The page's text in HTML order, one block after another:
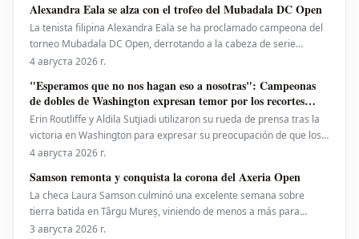
y **Martin Speckner**. **Tom Bauer** eje
Alexandra Eala se alza con el trofeo del Mubadala DC Open
La tenista filipina Alexandra Eala se ha proclamado campeona del
torneo Mubadala DC Open, derrotando a la cabeza de serie
número uno, la estadounidense Jessica Pegula, con un marcador
puesto 28 del ranking mundial, demostró su
4 августа 2026 г.
"Esperamos que no nos hagan eso a nosotras": Campeonas
de dobles de Washington expresan temor por los recortes
propuestos por la ATP que se extienden a la WTA
Erin Routliffe y Aldila Sutjiadi utilizaron su rueda de prensa tras la
victoria en Washington para expresar su preocupación de que los
recortes propuestos por la ATP en dobles puedan llegar
iniciativa separada de la ATP para colocar
4 августа 2026 г.
Samson remonta y conquista la corona del Axeria Open
La checa Laura Samson culminó una excelente semana sobre
tierra batida en Târgu Mureș, viniendo de menos a más para
derrotar a la máxima favorita, la española Kaitlin Quevedo, por 2-6,
3 августа 2026 г.